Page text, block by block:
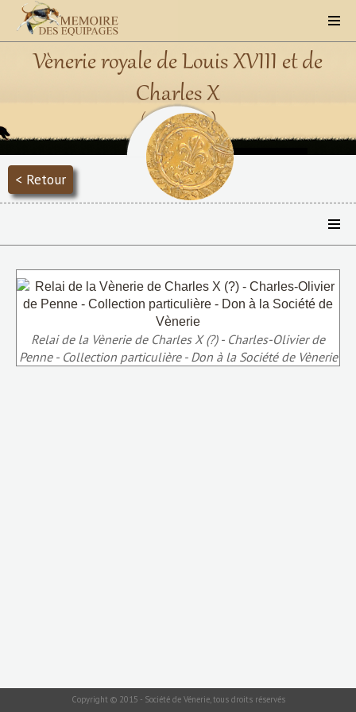
Vènerie royale de Louis XVIII et de
Charles X
(1816 - 1830)
< Retour
Relai de la Vènerie de Charles X (?) - Charles-Olivier de
Penne - Collection particulière - Don à la Société de Vènerie
Copyright © 2015 - Société de Vénerie, tous droits réservés